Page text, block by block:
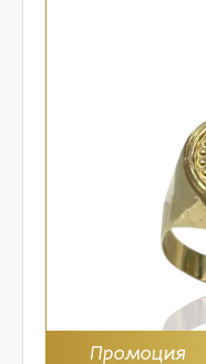
Промоция